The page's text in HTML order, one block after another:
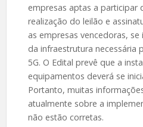
empresas aptas a participar
realização do leilão e
as empresas vencedoras,
da infraestrutura necessária
5G. O Edital prevê que a
equipamentos deverá se
Portanto, muitas
atualmente sobre a
não estão corretas.